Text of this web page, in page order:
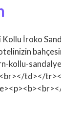
İroko
kollu-
td></